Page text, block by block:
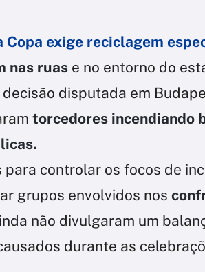
exige reciclagem
nas ruas e no entorno do
disputada em
torcedores incendiando
controlar os focos de
grupos envolvidos nos
não divulgaram um
durante as